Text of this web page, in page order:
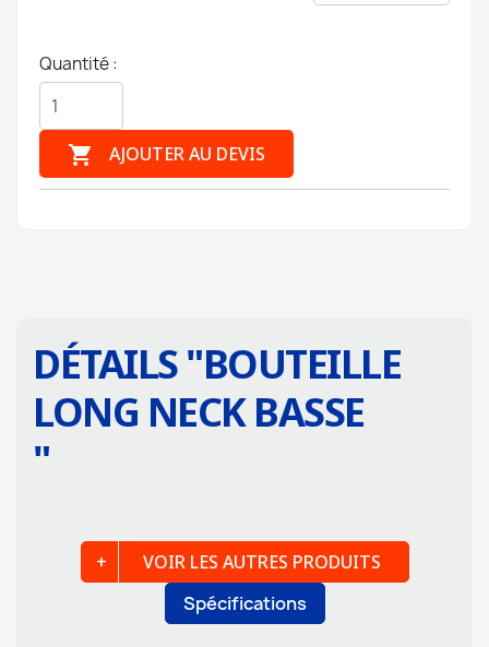
Quantité :
 AJOUTER AU DEVIS
DÉTAILS "BOUTEILLE
LONG NECK BASSE
"
Spécifications
VOIR LES AUTRES PRODUITS